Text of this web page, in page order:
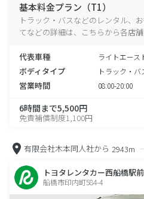
基本料金プラン（T1）
トラック・バスなどのレンタル、
てなどの詳細は、こちらから各店舗
代表車種 ライトエース
ボディタイプ トラック・バ
営業時間 08:00-20:00
6時間まで5,500円
免責補償制度1,100円
有限会社木本同人社から 2943m
トヨタレンタカー西船橋駅前
船橋市印内町584-4